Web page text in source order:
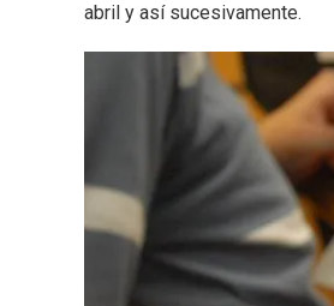
abril y así sucesivamente.